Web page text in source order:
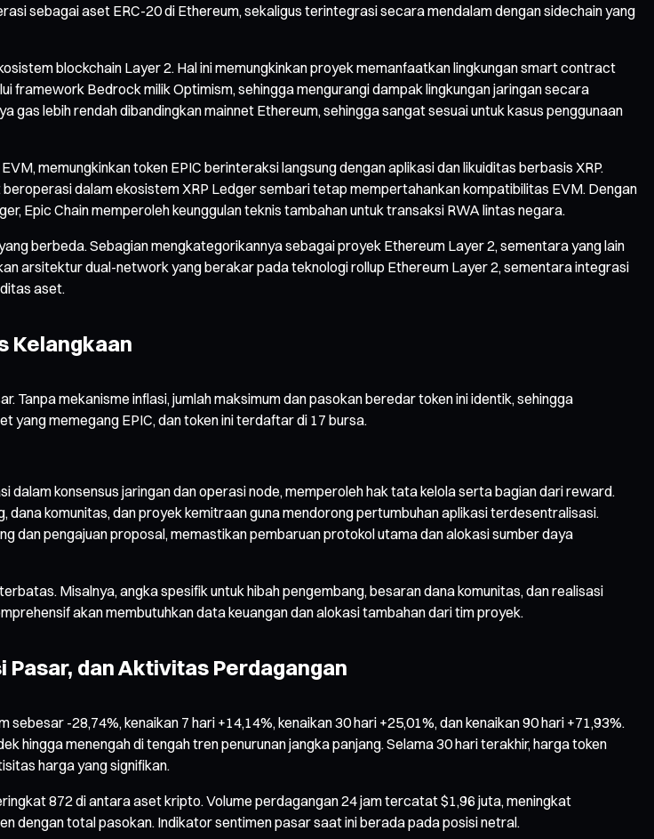
sebagai aset ERC-20 di Ethereum, sekaligus terintegrasi secara mendalam dengan sidechain yang
blockchain Layer 2. Hal ini memungkinkan proyek memanfaatkan lingkungan smart contract
framework Bedrock milik Optimism, sehingga mengurangi dampak lingkungan jaringan secara
gas lebih rendah dibandingkan mainnet Ethereum, sehingga sangat sesuai untuk kasus penggunaan
memungkinkan token EPIC berinteraksi langsung dengan aplikasi dan likuiditas berbasis XRP.
dalam ekosistem XRP Ledger sembari tetap mempertahankan kompatibilitas EVM. Dengan
Epic Chain memperoleh keunggulan teknis tambahan untuk transaksi RWA lintas negara.
berbeda. Sebagian mengkategorikannya sebagai proyek Ethereum Layer 2, sementara yang lain
arsitektur dual-network yang berakar pada teknologi rollup Ethereum Layer 2, sementara integrasi
aset.
Kelangkaan
Tanpa mekanisme inflasi, jumlah maksimum dan pasokan beredar token ini identik, sehingga
memegang EPIC, dan token ini terdaftar di 17 bursa.
dalam konsensus jaringan dan operasi node, memperoleh hak tata kelola serta bagian dari reward.
dana komunitas, dan proyek kemitraan guna mendorong pertumbuhan aplikasi terdesentralisasi.
dan pengajuan proposal, memastikan pembaruan protokol utama dan alokasi sumber daya
Misalnya, angka spesifik untuk hibah pengembang, besaran dana komunitas, dan realisasi
akan membutuhkan data keuangan dan alokasi tambahan dari tim proyek.
dan Aktivitas Perdagangan
-28,74%, kenaikan 7 hari +14,14%, kenaikan 30 hari +25,01%, dan kenaikan 90 hari +71,93%.
hingga menengah di tengah tren penurunan jangka panjang. Selama 30 hari terakhir, harga token
harga yang signifikan.
872 di antara aset kripto. Volume perdagangan 24 jam tercatat $1,96 juta, meningkat
dengan total pasokan. Indikator sentimen pasar saat ini berada pada posisi netral.